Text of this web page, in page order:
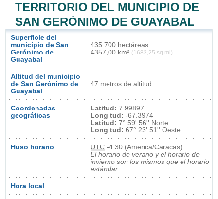
TERRITORIO DEL MUNICIPIO DE
SAN GERÓNIMO DE GUAYABAL
Superficie del
municipio de San
Gerónimo de
Guayabal
435 700 hectáreas
4357,00 km² (1682,25 sq mi)
Altitud del municipio
de San Gerónimo de
Guayabal
47 metros de altitud
Coordenadas
geográficas
Latitud: 7.99897
Longitud: -67.3974
Latitud: 7° 59' 56'' Norte
Longitud: 67° 23' 51'' Oeste
Huso horario UTC -4:30 (America/Caracas)
El horario de verano y el horario de
invierno son los mismos que el horario
estándar
Hora local